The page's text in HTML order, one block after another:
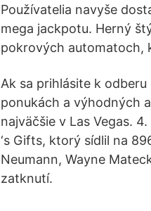
Používatelia navyše
mega jackpotu. Herný
pokrových automatoch,
Ak sa prihlásite k
ponukách a výhodných
najväčšie v Las Vegas.
‘s Gifts, ktorý sídlil na
Neumann, Wayne
zatknutí.